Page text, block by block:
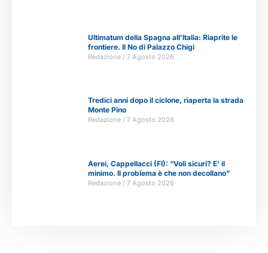
Ultimatum della Spagna all’Italia: Riaprite le
frontiere. Il No di Palazzo Chigi
Redazione 7 Agosto 2026
Tredici anni dopo il ciclone, riaperta la strada
Monte Pino
Redazione 7 Agosto 2026
Aerei, Cappellacci (FI): “Voli sicuri? E’ il
minimo. Il problema è che non decollano”
Redazione 7 Agosto 2026